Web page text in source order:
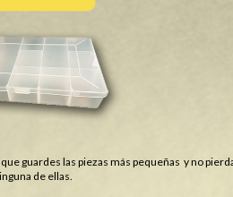
guardes las piezas más pequeñas y no
de ellas.